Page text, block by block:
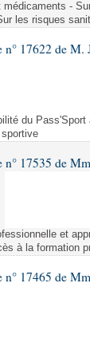
médicaments -
les risques
n° 17622 de M.
du Pass'Sport
n° 17535 de
et
à la formation
n° 17465 de